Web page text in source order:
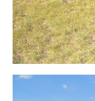
1月 1, 2018